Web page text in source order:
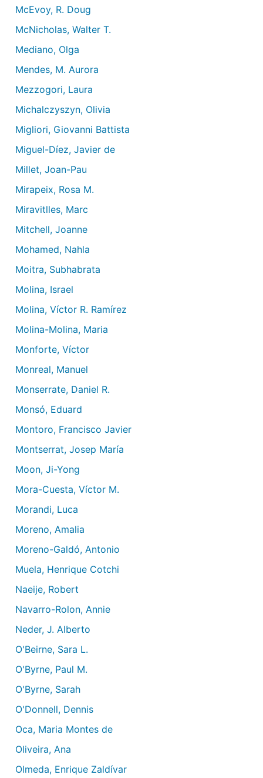
McEvoy, R. Doug
McNicholas, Walter T.
Mediano, Olga
Mendes, M. Aurora
Mezzogori, Laura
Michalczyszyn, Olivia
Migliori, Giovanni Battista
Miguel-Díez, Javier de
Millet, Joan-Pau
Mirapeix, Rosa M.
Miravitlles, Marc
Mitchell, Joanne
Mohamed, Nahla
Moitra, Subhabrata
Molina, Israel
Molina, Víctor R. Ramírez
Molina-Molina, Maria
Monforte, Víctor
Monreal, Manuel
Monserrate, Daniel R.
Monsó, Eduard
Montoro, Francisco Javier
Montserrat, Josep María
Moon, Ji-Yong
Mora-Cuesta, Víctor M.
Morandi, Luca
Moreno, Amalia
Moreno-Galdó, Antonio
Muela, Henrique Cotchi
Naeije, Robert
Navarro-Rolon, Annie
Neder, J. Alberto
O'Beirne, Sara L.
O'Byrne, Paul M.
O'Byrne, Sarah
O'Donnell, Dennis
Oca, Maria Montes de
Oliveira, Ana
Olmeda, Enrique Zaldívar